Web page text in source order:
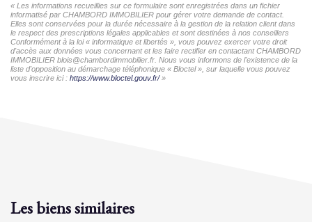
« Les informations recueillies sur ce formulaire sont enregistrées dans un fichier
informatisé par CHAMBORD IMMOBILIER pour gérer votre demande de contact.
Elles sont conservées pour la durée nécessaire à la gestion de la relation client dans
le respect des prescriptions légales applicables et sont destinées à nos conseillers
Conformément à la loi « informatique et libertés », vous pouvez exercer votre droit
d'accès aux données vous concernant et les faire rectifier en contactant CHAMBORD
IMMOBILIER blois@chambordimmobilier.fr. Nous vous informons de l'existence de la
liste d'opposition au démarchage téléphonique « Bloctel », sur laquelle vous pouvez
vous inscrire ici : https://www.bloctel.gouv.fr/»
Les biens similaires